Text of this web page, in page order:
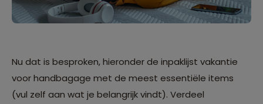
Nu dat is besproken, hieronder de inpaklijst vakantie
voor handbagage met de meest essentiële items
(vul zelf aan wat je belangrijk vindt). Verdeel